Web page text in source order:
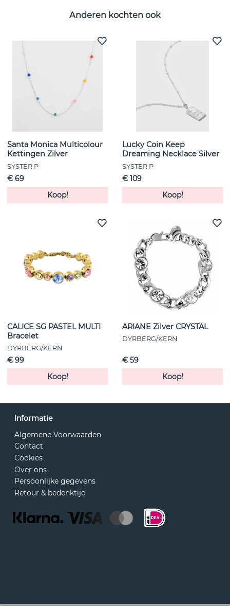
Anderen kochten ook
Santa Monica Multicolour
Kettingen Zilver
SYSTER P
€ 69
Koop!
Lucky Coin Keep
Dreaming Necklace Silver
SYSTER P
€ 109
Koop!
CALICE SG PASTEL MULTI
Bracelet
DYRBERG/KERN
€ 99
Koop!
ARIANE Zilver CRYSTAL
DYRBERG/KERN
€ 59
Koop!
Informatie
Algemene Voorwaarden
Contact
Cookies
Over ons
Persoonlijke gegevens
Retour & bedenktijd